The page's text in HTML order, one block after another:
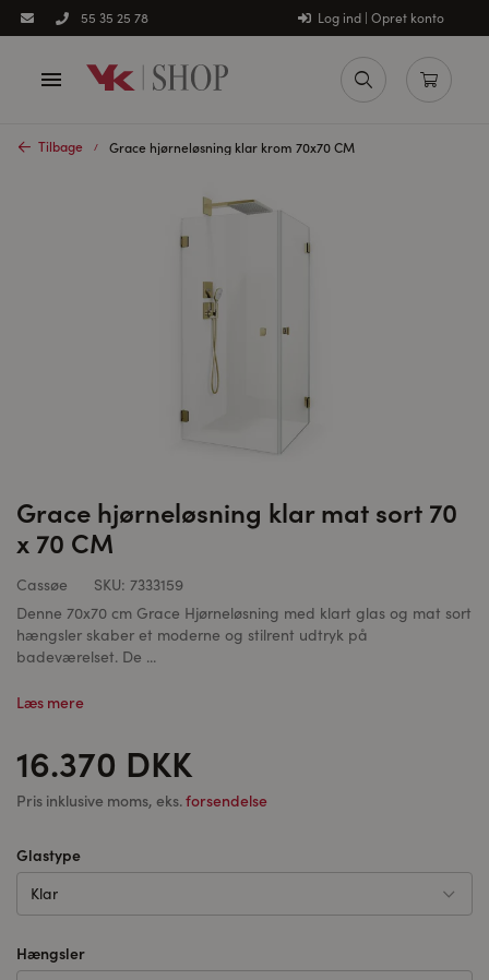
55 35 25 78 Log ind | Opret konto
Tilbage Grace hjørneløsning klar krom 70x70 CM
Grace hjørneløsning klar mat sort 70
x 70 CM
Cassøe SKU: 7333159
Denne 70x70 cm Grace Hjørneløsning med klart glas og mat sort
hængsler skaber et moderne og stilrent udtryk på
badeværelset. De ...
Læs mere
16.370 DKK
Pris inklusive moms, eks.forsendelse
Glastype
Klar
Hængsler